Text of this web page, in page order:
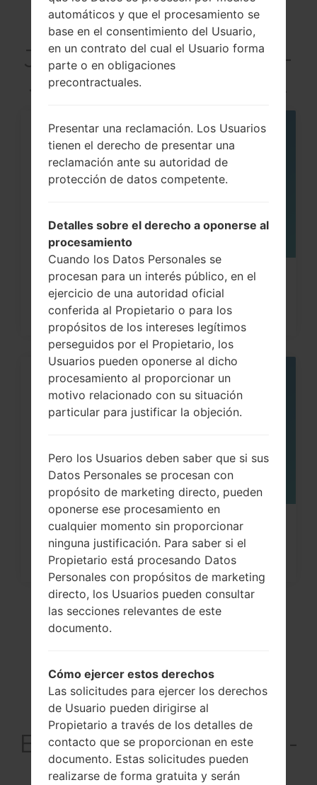
Articles LGSM-
J200H(Samsung SM-
J200H) akaGalaxy J2
07
Cómo hacer Reinicio Completo en
Samsung Galaxy Note,...
¿Cómo restablecer datos de fábrica
a través del menú...
El vídeoSamsung SM-
J200HGalaxy J2
automáticos y que el procesamiento se
base en el consentimiento del Usuario,
en un contrato del cual el Usuario forma
parte o en obligaciones
precontractuales.
Presentar una reclamación. Los Usuarios
tienen el derecho de presentar una
reclamación ante su autoridad de
protección de datos competente.
Detalles sobre el derecho a oponerse al
procesamiento
Cuando los Datos Personales se
procesan para un interés público, en el
ejercicio de una autoridad oficial
conferida al Propietario o para los
propósitos de los intereses legítimos
perseguidos por el Propietario, los
Usuarios pueden oponerse al dicho
procesamiento al proporcionar un
motivo relacionado con su situación
particular para justificar la objeción.
Pero los Usuarios deben saber que si sus
Datos Personales se procesan con
propósito de marketing directo, pueden
oponerse ese procesamiento en
cualquier momento sin proporcionar
ninguna justificación. Para saber si el
Propietario está procesando Datos
Personales con propósitos de marketing
directo, los Usuarios pueden consultar
las secciones relevantes de este
documento.
Cómo ejercer estos derechos
Las solicitudes para ejercer los derechos
de Usuario pueden dirigirse al
Propietario a través de los detalles de
contacto que se proporcionan en este
documento. Estas solicitudes pueden
realizarse de forma gratuita y serán